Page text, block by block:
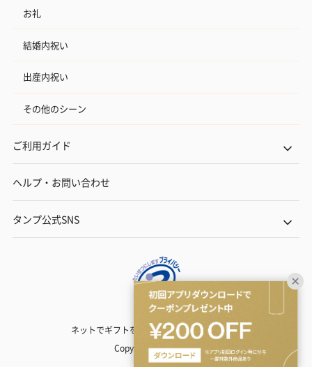
お礼
結婚内祝い
出産内祝い
その他のシーン
ご利用ガイド
ヘルプ・お問い合わせ
タンプ公式SNS
ネットでギフトを贈るなら | TANP（タンプ）
Copyright© TANP Inc.